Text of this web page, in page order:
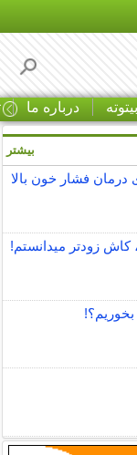
درباره ما
کاش زودتر میدانستم!
بخوریم؟!
بیشتر